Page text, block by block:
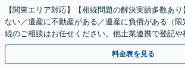
【関東エリア対応】【相続問題の解決実績多数あ
ない／遺産に不動産がある／遺産に負債がある（限
続のご相談はお任せください。他士業連携で登記や
トップ対応します【土日祝対応可】【弁護士歴30年
料金表を見る